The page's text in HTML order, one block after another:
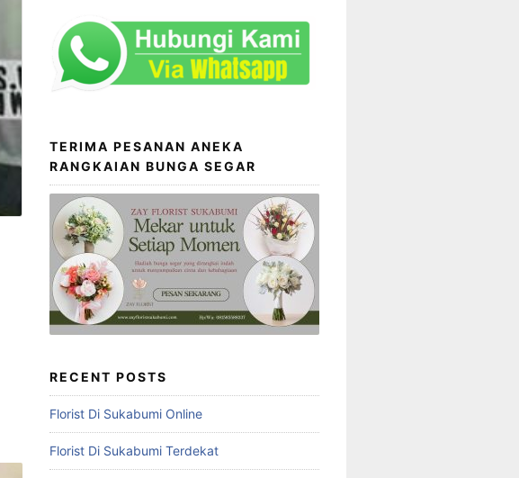
TERIMA PESANAN ANEKA
RANGKAIAN BUNGA SEGAR
RECENT POSTS
Florist Di Sukabumi Online
Florist Di Sukabumi Terdekat